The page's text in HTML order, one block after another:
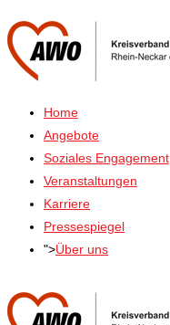
Home
Angebote
Soziales Engagement
Veranstaltungen
Karriere
Pressespiegel
">Über uns